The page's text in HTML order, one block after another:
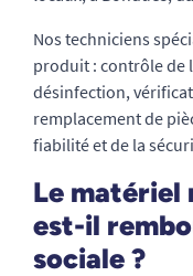
Nos techniciens
produit : contrôle de
désinfection,
remplacement de
fiabilité et de la
Le matériel
est-il
sociale ?